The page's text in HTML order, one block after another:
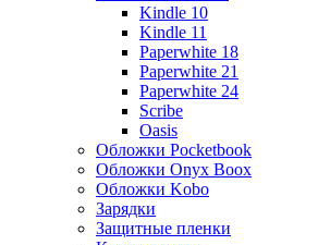
Kindle 10
Kindle 11
Paperwhite 18
Paperwhite 21
Paperwhite 24
Scribe
Oasis
Обложки Pocketbook
Обложки Onyx Boox
Обложки Kobo
Зарядки
Защитные пленки